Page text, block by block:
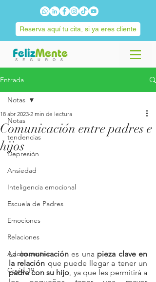
Reserva aquí tu cita, si ya eres cliente
Entrada
Notas
tendencias
Depresión
Ansiedad
Inteligencia emocional
Escuela de Padres
Emociones
Relaciones
Adolescentes
Covid-19
Notas
Comunicación entre padres e
hijos
18 abr 2023 2 min de lectura
La comunicación es una pieza clave en
la relación
padre con su hijo, ya que les permitirá a